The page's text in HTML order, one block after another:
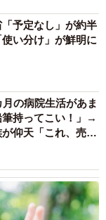
「予定なし」が約半
い分け」が鮮明に
の病院生活があま
筆持ってこい！」→
仰天「これ、売れ